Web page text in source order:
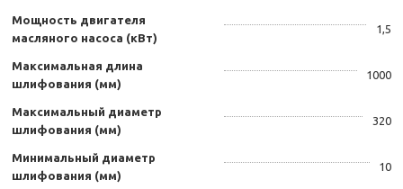
Мощность двигателя
масляного насоса (кВт)
1,5
Максимальная длина
шлифования (мм)
1000
Максимальный диаметр
шлифования (мм)
320
Минимальный диаметр
шлифования (мм)
10